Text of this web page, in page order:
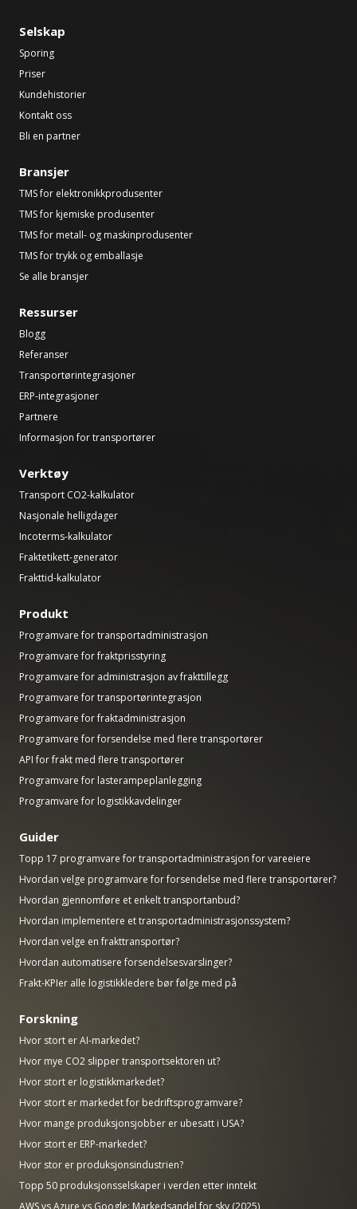
Selskap
Sporing
Priser
Kundehistorier
Kontakt oss
Bli en partner
Bransjer
TMS for elektronikkprodusenter
TMS for kjemiske produsenter
TMS for metall- og maskinprodusenter
TMS for trykk og emballasje
Se alle bransjer
Ressurser
Blogg
Referanser
Transportørintegrasjoner
ERP-integrasjoner
Partnere
Informasjon for transportører
Verktøy
Transport CO2-kalkulator
Nasjonale helligdager
Incoterms-kalkulator
Fraktetikett-generator
Frakttid-kalkulator
Produkt
Programvare for transportadministrasjon
Programvare for fraktprisstyring
Programvare for administrasjon av frakttillegg
Programvare for transportørintegrasjon
Programvare for fraktadministrasjon
Programvare for forsendelse med flere transportører
API for frakt med flere transportører
Programvare for lasterampeplanlegging
Programvare for logistikkavdelinger
Guider
Topp 17 programvare for transportadministrasjon for vareeiere
Hvordan velge programvare for forsendelse med flere transportører?
Hvordan gjennomføre et enkelt transportanbud?
Hvordan implementere et transportadministrasjonssystem?
Hvordan velge en frakttransportør?
Hvordan automatisere forsendelsesvarslinger?
Frakt-KPIer alle logistikkledere bør følge med på
Forskning
Hvor stort er AI-markedet?
Hvor mye CO2 slipper transportsektoren ut?
Hvor stort er logistikkmarkedet?
Hvor stort er markedet for bedriftsprogramvare?
Hvor mange produksjonsjobber er ubesatt i USA?
Hvor stort er ERP-markedet?
Hvor stor er produksjonsindustrien?
Topp 50 produksjonsselskaper i verden etter inntekt